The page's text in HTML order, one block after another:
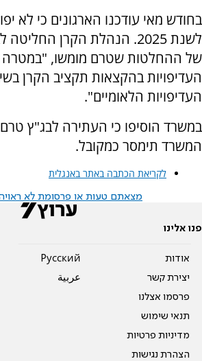
בחודש מאי עודכנו הארגונים כי לא
לשנת 2025. הנהלת הקרן
של ההחלטות שטרם מומשו, "במטרה
העדיפויות בהקצאות תקציב הקרן
העדיפויות הלאומיים".
במשרד הוסיפו כי העתירה לבג"ץ
המשרד תימסר כמקובל.
לקריאת הכתבה באתר באנגלית
מצאתם טעות או פרסומת לא
פנו אלינו
אודות
יצירת קשר
פרסמו אצלנו
תנאי שימוש
מדיניות פרטיות
הצהרת נגישות
Pусский
عربية